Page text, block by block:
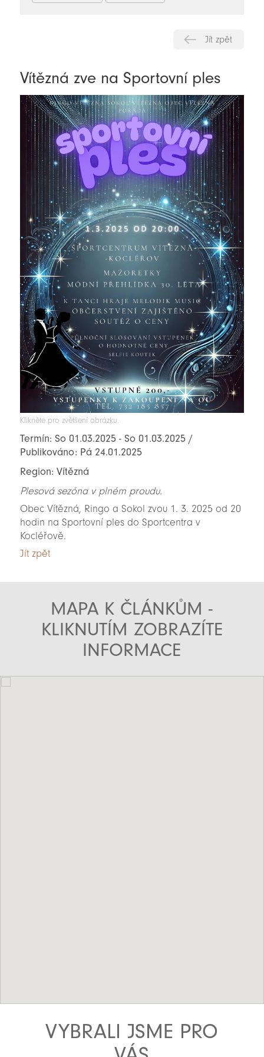
Jít zpět
Vítězná zve na Sportovní ples
Klikněte pro zvětšení obrázku.
Termín: So 01.03.2025 - So 01.03.2025 /
Publikováno: Pá 24.01.2025
Region: Vítězná
Plesová sezóna v plném proudu.
Obec Vítězná, Ringo a Sokol zvou 1. 3. 2025 od 20
hodin na Sportovní ples do Sportcentra v
Kocléřově.
Jít zpět
MAPA K ČLÁNKŮM -
KLIKNUTÍM ZOBRAZÍTE
INFORMACE
VYBRALI JSME PRO